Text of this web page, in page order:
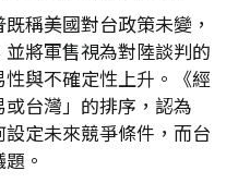
稱美國對台政策未變，
將軍售視為對陸談判的
與不確定性上升。《經
台灣」的排序，認為
設定未來競爭條件，而台
。